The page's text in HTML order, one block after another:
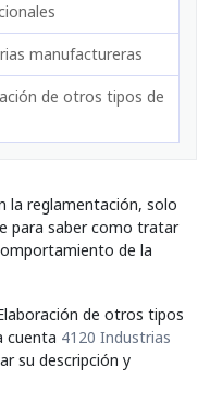
manufactureras
de otros tipos de
la reglamentación, solo
para saber como tratar
de la
de otros tipos
cuenta 4120 Industrias
su descripción y